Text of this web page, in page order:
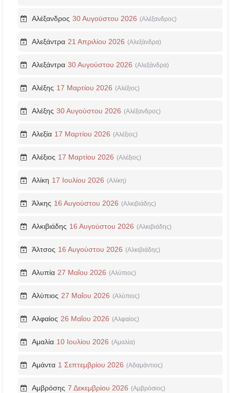
Αλέξανδρος 30 Αυγούστου 2026 (Αλέξανδρος)
Αλεξάντρα 21 Απριλίου 2026 (Αλεξάνδρα)
Αλεξάντρα 30 Αυγούστου 2026 (Αλεξάνδρα)
Αλέξης 17 Μαρτίου 2026 (Αλέξιος)
Αλέξης 30 Αυγούστου 2026 (Αλέξανδρος)
Αλεξία 17 Μαρτίου 2026 (Αλέξιος)
Αλέξιος 17 Μαρτίου 2026 (Αλέξιος)
Αλίκη 17 Ιουλίου 2026 (Αλίκη)
Άλκης 16 Αυγούστου 2026 (Αλκιβιάδης)
Αλκιβιάδης 16 Αυγούστου 2026 (Αλκιβιάδης)
Άλτσος 16 Αυγούστου 2026 (Αλκιβιάδης)
Αλυπία 27 Μαΐου 2026 (Αλύπιος)
Αλύπιος 27 Μαΐου 2026 (Αλύπιος)
Αλφαίος 26 Μαΐου 2026 (Αλφαίος)
Αμαλία 10 Ιουλίου 2026 (Αμαλία)
Αμάντα 1 Σεπτεμβρίου 2026 (Αδαμάντιος)
Αμβρόσης 7 Δεκεμβρίου 2026 (Αμβρόσιος)